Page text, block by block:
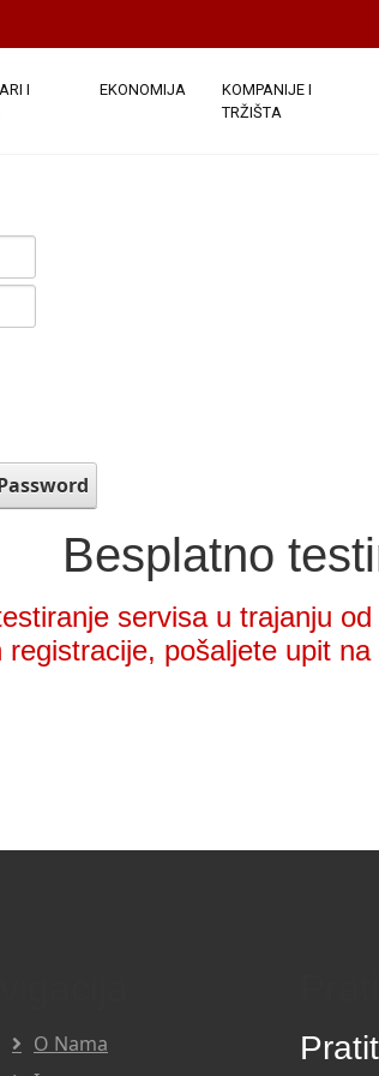
I
EKONOMIJA
KOMPANIJE I
TRŽIŠTA
Besplatno
servisa u trajanju
pošaljete upit
O Nama